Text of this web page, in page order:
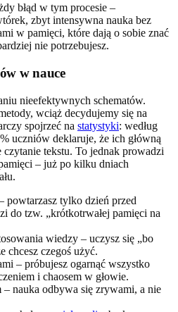
błąd w tym procesie –
zbyt intensywna nauka bez
w pamięci, które dają o sobie znać
nie potrzebujesz.
w nauce
nieefektywnych schematów.
wciąż decydujemy się na
spojrzeć na statystyki: według
uczniów deklaruje, że ich główną
tekstu. To jednak prowadzi
– już po kilku dniach
powtarzasz tylko dzień przed
do tzw. „krótkotrwałej pamięci na
wiedzy – uczysz się „bo
chcesz czegoś użyć.
– próbujesz ogarnąć wszystko
i chaosem w głowie.
– nauka odbywa się zrywami, a nie